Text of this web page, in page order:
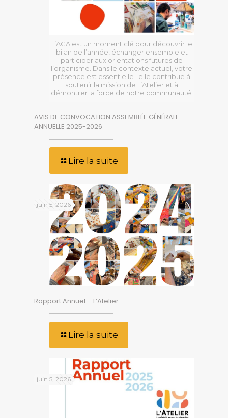
L’AGA est un moment clé pour découvrir le
bilan de l’année, échanger ensemble et
participer aux orientations futures de
l’organisme. Dans le contexte actuel, votre
présence est essentielle : elle contribue à
soutenir la mission de L’Atelier et à
démontrer la force de notre communauté.
AVIS DE CONVOCATION ASSEMBLÉE GÉNÉRALE
ANNUELLE 2025-2026
Lire la suite
juin 5, 2026
Rapport Annuel – L’Atelier
Lire la suite
juin 5, 2026